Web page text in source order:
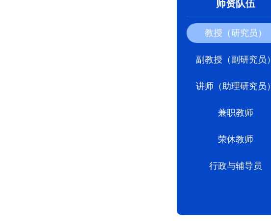
师资队伍
教授（研究员）
副教授（副研究员）
讲师（助理研究员）
兼职教师
荣休教师
行政与辅导员